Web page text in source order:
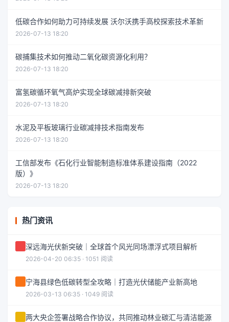
低碳合作如何助力可持续发展 沃尔沃携手高校探索技术革新
2026-07-13 18:20
碳捕集技术如何推动二氧化碳资源化利用？
2026-07-13 18:20
富氢碳循环氧气高炉实现全球碳减排新突破
2026-07-13 18:20
水泥及平板玻璃行业碳减排技术指南发布
2026-07-13 18:20
工信部发布《石化行业智能制造标准体系建设指南（2022
版）》
2026-07-13 18:20
热门资讯
深远海光伏新突破｜全球首个风光同场漂浮式项目解析
2026-04-20 06:35 · 1051 阅读
宁海县绿色低碳转型全攻略｜打造光伏储能产业新高地
2026-03-13 06:35 · 1049 阅读
两大央企签署战略合作协议，共同推动林业碳汇与清洁能源